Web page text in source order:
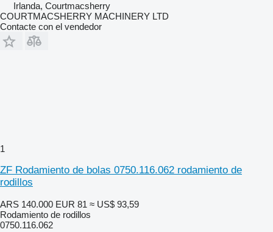
Irlanda, Courtmacsherry
COURTMACSHERRY MACHINERY LTD
Contacte con el vendedor
1
ZF Rodamiento de bolas 0750.116.062 rodamiento de
rodillos
ARS 140.000 EUR 81 ≈ US$ 93,59
Rodamiento de rodillos
0750.116.062